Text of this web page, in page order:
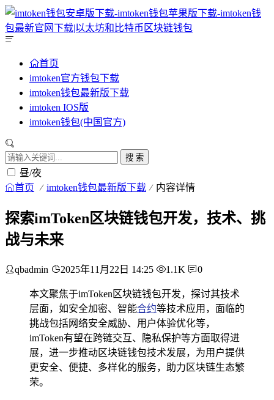
首页
imtoken官方钱包下载
imtoken钱包最新版下载
imtoken IOS版
imtoken钱包(中国官方)
搜 索
昼/夜
首页 imtoken钱包最新版下载 内容详情
探索imToken区块链钱包开发，技术、挑
战与未来
qbadmin 2025年11月22日 14:25 1.1K 0
本文聚焦于imToken区块链钱包开发，探讨其技术
层面，如安全加密、智能合约等技术应用，面临的
挑战包括网络安全威胁、用户体验优化等，
imToken有望在跨链交互、隐私保护等方面取得进
展，进一步推动区块链钱包技术发展，为用户提供
更安全、便捷、多样化的服务，助力区块链生态繁
荣。